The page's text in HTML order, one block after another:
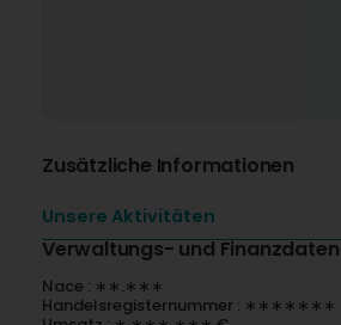
Zusätzliche Informationen
Unsere Aktivitäten
Verwaltungs- und Finanzdaten
Nace : ∗∗.∗∗∗
Handelsregisternummer : ∗∗∗∗∗∗∗